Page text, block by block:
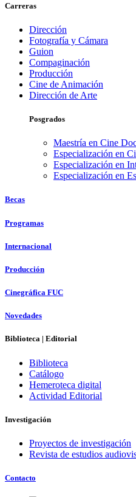
Carreras
Dirección
Fotografía y Cámara
Guion
Compaginación
Producción
Cine de Animación
Dirección de Arte
Posgrados
Maestría en Cine
Especialización en
Especialización en
Especialización en
Becas
Programas
Internacional
Producción
Cinegráfica FUC
Novedades
Biblioteca | Editorial
Biblioteca
Catálogo
Hemeroteca digital
Actividad Editorial
Investigación
Proyectos de investigación
Revista de estudios
Contacto